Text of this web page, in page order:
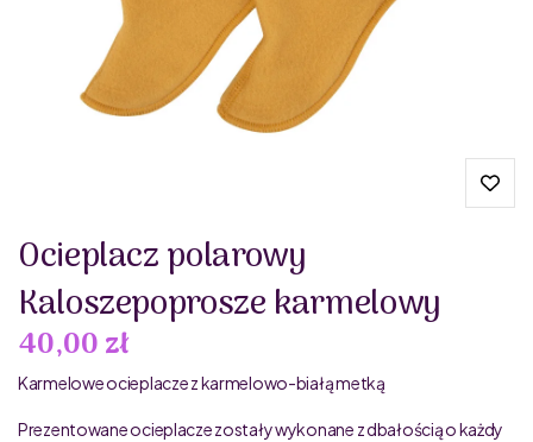
Ocieplacz polarowy
Kaloszepoprosze karmelowy
40,00 zł
Karmelowe ocieplacze z karmelowo-białą metką
Prezentowane ocieplacze zostały wykonane z dbałością o każdy